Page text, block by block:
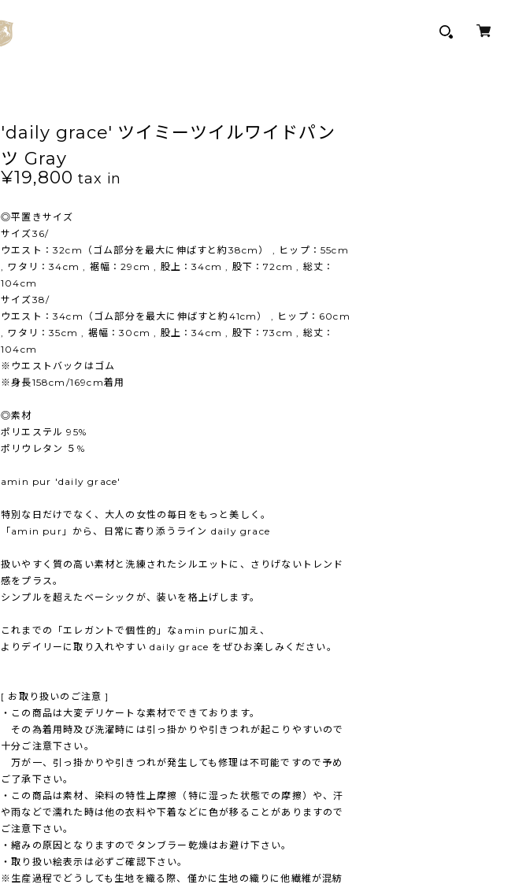
'daily grace' ツイミーツイルワイドパン
ツ Gray
¥19,800 tax in
◎平置きサイズ
サイズ36/
ウエスト：32cm（ゴム部分を最大に伸ばすと約38cm） , ヒップ：55cm
, ワタリ：34cm , 裾幅：29cm , 股上：34cm , 股下：72cm , 総丈：
104cm
サイズ38/
ウエスト：34cm（ゴム部分を最大に伸ばすと約41cm） , ヒップ：60cm
, ワタリ：35cm , 裾幅：30cm , 股上：34cm , 股下：73cm , 総丈：
104cm
※ウエストバックはゴム
※身長158cm/169cm着用
◎素材
ポリエステル 95%
ポリウレタン ５%
amin pur 'daily grace'
特別な日だけでなく、大人の女性の毎日をもっと美しく。
「amin pur」から、日常に寄り添うライン daily grace
扱いやすく質の高い素材と洗練されたシルエットに、さりげないトレンド
感をプラス。
シンプルを超えたベーシックが、装いを格上げします。
これまでの「エレガントで個性的」なamin purに加え、
よりデイリーに取り入れやすい daily grace をぜひお楽しみください。
[ お取り扱いのご注意 ]
・この商品は大変デリケートな素材でできております。
その為着用時及び洗濯時には引っ掛かりや引きつれが起こりやすいので
十分ご注意下さい。
万が一、引っ掛かりや引きつれが発生しても修理は不可能ですので予め
ご了承下さい。
・この商品は素材、染料の特性上摩擦（特に湿った状態での摩擦）や、汗
や雨などで濡れた時は他の衣料や下着などに色が移ることがありますので
ご注意下さい。
・縮みの原因となりますのでタンブラー乾燥はお避け下さい。
・取り扱い絵表示は必ずご確認下さい。
※生産過程でどうしても生地を織る際、僅かに生地の織りに他繊維が混紡